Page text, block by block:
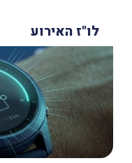
לו"ז האירוע